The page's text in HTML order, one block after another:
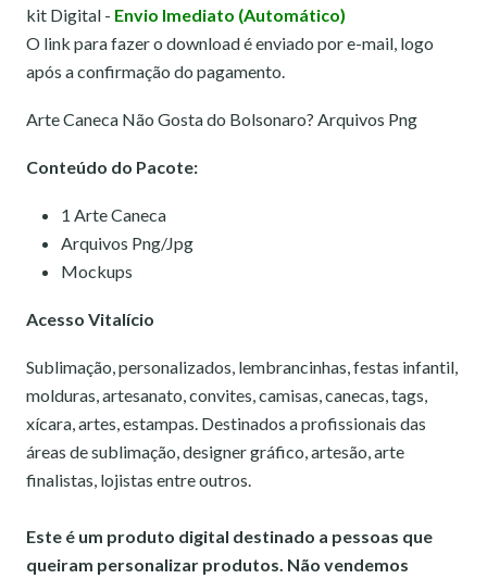
kit Digital - Envio Imediato (Automático)
O link para fazer o download é enviado por e-mail, logo
após a confirmação do pagamento.
Arte Caneca Não Gosta do Bolsonaro? Arquivos Png
Conteúdo do Pacote:
1 Arte Caneca
Arquivos Png/Jpg
Mockups
Acesso Vitalício
Sublimação, personalizados, lembrancinhas, festas infantil,
molduras, artesanato, convites, camisas, canecas, tags,
xícara, artes, estampas. Destinados a profissionais das
áreas de sublimação, designer gráfico, artesão, arte
finalistas, lojistas entre outros.
Este é um produto digital destinado a pessoas que
queiram personalizar produtos. Não vendemos